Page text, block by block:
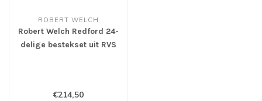
ROBERT WELCH
Robert Welch Redford 24-
delige bestekset uit RVS
€214,50